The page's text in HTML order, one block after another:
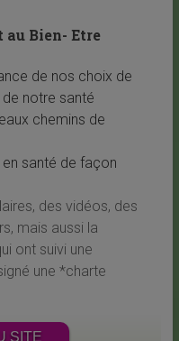
au Bien- Etre
de nos choix de
notre santé
chemins de
santé de façon
des vidéos, des
mais aussi la
ont suivi une
une *charte
SITE